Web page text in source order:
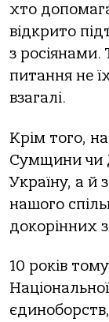
хто
відкрито
з
питання не
взагалі.
Крім того,
Сумщини чи
Україну, а й
нашого
докорінних
10 років